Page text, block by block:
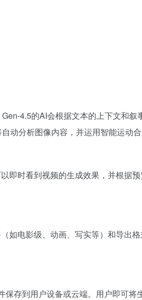
4.5的AI会根据文本的上下文和叙
动分析图像内容，并运用智能运动
即时看到视频的生成效果，并根据
如电影级、动画、写实等）和导出
存到用户设备或云端。用户即可将